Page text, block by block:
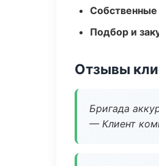
Подбор и
Отзывы
Бригада
— Клиент